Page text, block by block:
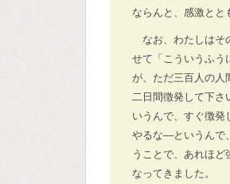
ならんと、感激とと
なお、わたしはそ
せて「こういうふう
が、ただ三百人の人
二日間徴発して下さ
いうんで、すぐ徴発
やるな―というんで
うことで、あれほ
なってきました。